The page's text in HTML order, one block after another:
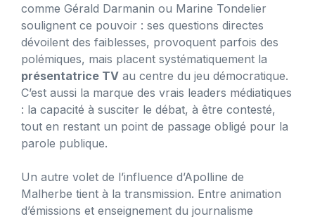
comme Gérald Darmanin ou Marine Tondelier
soulignent ce pouvoir : ses questions directes
dévoilent des faiblesses, provoquent parfois des
polémiques, mais placent systématiquement la
présentatrice TV au centre du jeu démocratique.
C’est aussi la marque des vrais leaders médiatiques
: la capacité à susciter le débat, à être contesté,
tout en restant un point de passage obligé pour la
parole publique.
Un autre volet de l’influence d’Apolline de
Malherbe tient à la transmission. Entre animation
d’émissions et enseignement du journalisme